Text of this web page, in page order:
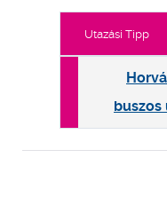
Utazási Tipp